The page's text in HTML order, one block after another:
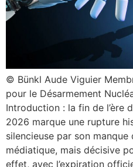
© Bünkl Aude Viguier
pour le Désarmement
Introduction : la fin de l’ère
2026 marque une rupture
silencieuse par son
médiatique, mais décisive
effet, avec l’expiration